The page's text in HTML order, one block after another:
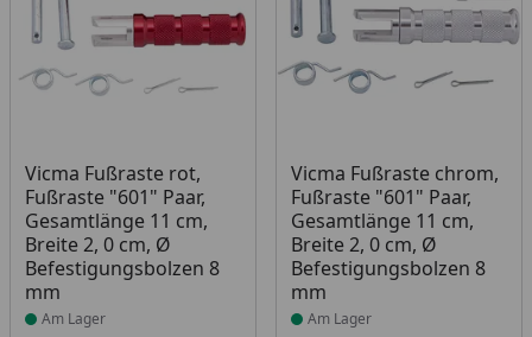
Vicma Fußraste rot,
Fußraste "601" Paar,
Gesamtlänge 11 cm,
Breite 2, 0 cm, Ø
Befestigungsbolzen 8
mm
Produkt am Lager
Am Lager
Vicma Fußraste chrom,
Fußraste "601" Paar,
Gesamtlänge 11 cm,
Breite 2, 0 cm, Ø
Befestigungsbolzen 8
mm
Produkt am Lager
Am Lager